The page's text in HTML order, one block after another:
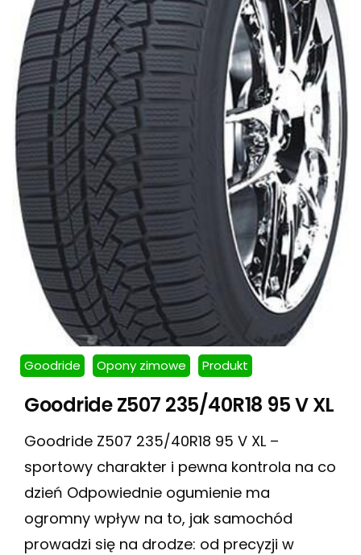
Goodride Opony zimowe Produkt
Goodride Z507 235/40R18 95 V XL
Goodride Z507 235/40R18 95 V XL –
sportowy charakter i pewna kontrola na co
dzień Odpowiednie ogumienie ma
ogromny wpływ na to, jak samochód
prowadzi się na drodze: od precyzji w